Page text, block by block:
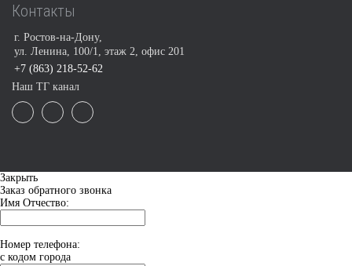
Контакты
г. Ростов-на-Дону,
ул. Ленина, 100/1, этаж 2, офис 201
+7 (863) 218-52-62
Наш ТГ канал
Закрыть
Заказ обратного звонка
Имя Отчество:
Номер телефона:
с кодом города